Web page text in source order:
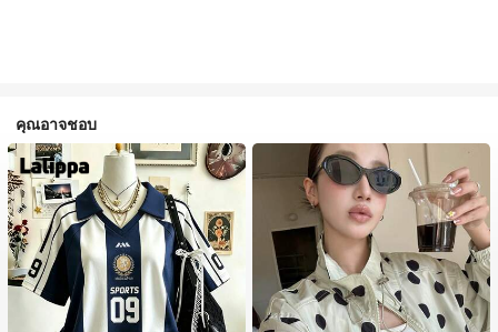
คุณอาจชอบ